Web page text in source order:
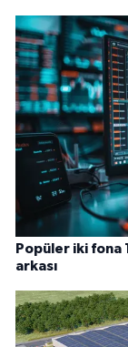
Popüler iki fona
arkası